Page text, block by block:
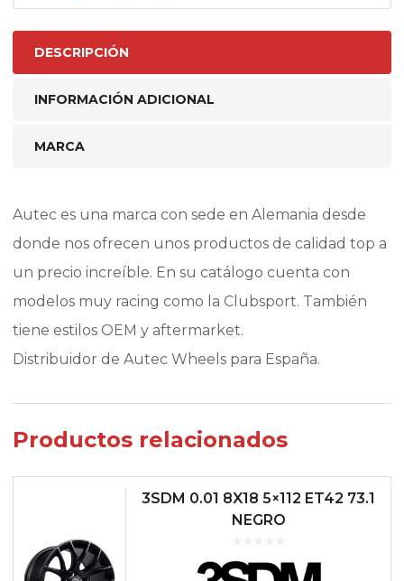
DESCRIPCIÓN
INFORMACIÓN ADICIONAL
MARCA
Autec es una marca con sede en Alemania desde
donde nos ofrecen unos productos de calidad top a
un precio increíble. En su catálogo cuenta con
modelos muy racing como la Clubsport. También
tiene estilos OEM y aftermarket.
Distribuidor de Autec Wheels para España.
Productos relacionados
3SDM 0.01 8X18 5×112 ET42 73.1
NEGRO